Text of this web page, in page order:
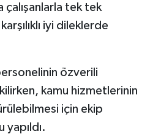
çalışanlarla tek tek
iyi dileklerde
özverili
kamu hizmetlerinin
için ekip
yapıldı.